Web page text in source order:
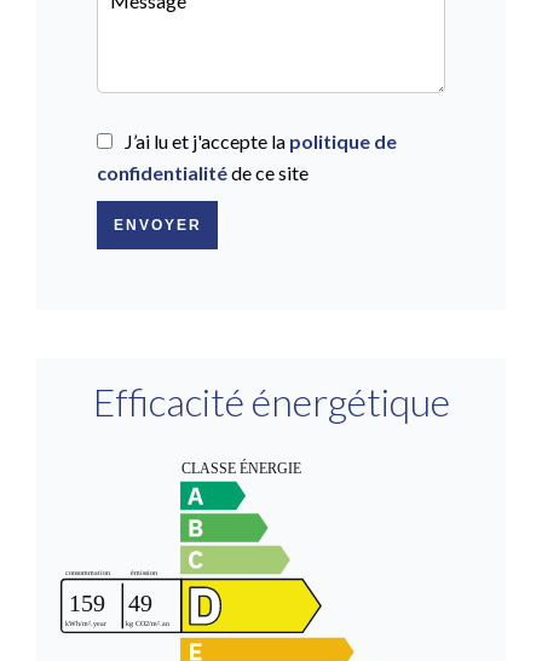
J’ai lu et j'accepte la politique de
confidentialitéde ce site
ENVOYER
Efficacité énergétique